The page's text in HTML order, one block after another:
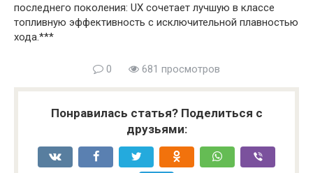
последнего поколения: UX сочетает лучшую в классе
топливную эффективность с исключительной плавностью
хода.***
0 681 просмотров
Понравилась статья? Поделиться с
друзьями: